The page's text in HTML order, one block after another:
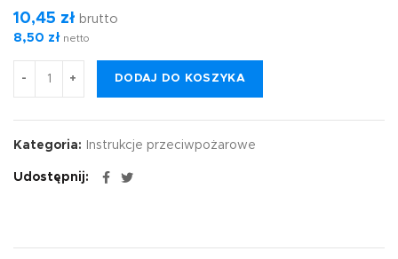
10,45 zł brutto
8,50 zł netto
DODAJ DO KOSZYKA
Kategoria: Instrukcje przeciwpożarowe
Udostępnij